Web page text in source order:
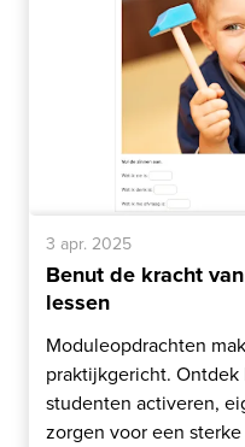
3 apr. 2025
Benut de kracht
lessen
Moduleopdrachten
praktijkgericht.
studenten activeren,
zorgen voor een